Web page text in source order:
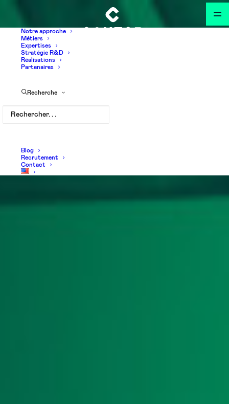
Notre approche
Métiers
Expertises
Stratégie R&D
Réalisations
Partenaires
Recherche
Blog
Recrutement
Contact